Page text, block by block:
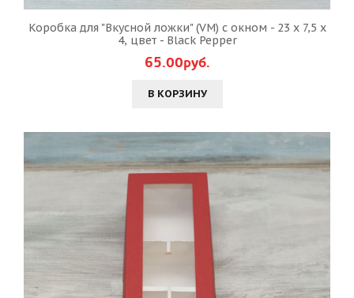
Коробка для "Вкусной ложки" (VM) с окном - 23 х 7,5 х
4, цвет - Black Pepper
65.00руб.
В КОРЗИНУ